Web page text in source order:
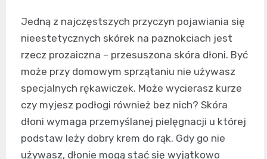
Jedną z najczęstszych przyczyn pojawiania się
nieestetycznych skórek na paznokciach jest
rzecz prozaiczna – przesuszona skóra dłoni. Być
może przy domowym sprzątaniu nie używasz
specjalnych rękawiczek. Może wycierasz kurze
czy myjesz podłogi również bez nich? Skóra
dłoni wymaga przemyślanej pielęgnacji u której
podstaw leży dobry krem do rąk. Gdy go nie
używasz, dłonie mogą stać się wyjątkowo